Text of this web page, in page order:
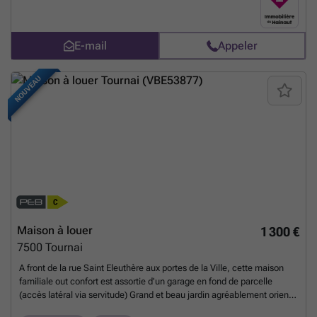
confortables. À noter également la présence d’une petite parcelle de
verdure sur le côté gauche de la maison, idéale pour un petit poulailler
ou un espace détente. Aspects techniques : chauffage central au gaz,
châssis PVC double vitrage, volets électriques, PEB : F. Loyer :
800€/mois. Intéressés ? Venez la visiter sans tarder !
E-mail Appeler
NOUVEAU
1 300 €
Maison à louer
7500 Tournai
A front de la rue Saint Eleuthère aux portes de la Ville, cette maison
familiale out confort est assortie d'un garage en fond de parcelle
(accès latéral via servitude) Grand et beau jardin agréablement orienté